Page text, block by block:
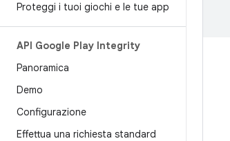
Proteggi i tuoi giochi e le tue app
API Google Play Integrity
Panoramica
Demo
Configurazione
Effettua una richiesta standard